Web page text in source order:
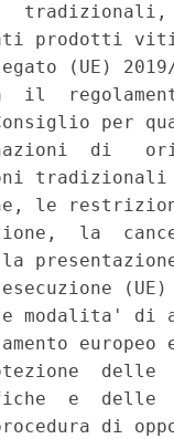
prodotti
(UE)
il
per
di
le
la
modalita' di
e  delle
di